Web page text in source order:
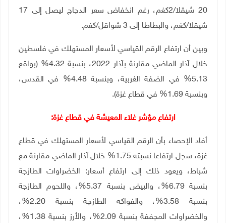
20 شيقلا/2كغم، رغم انخفاض سعر الدجاج ليصل إلى 17
شيقلا/كغم، والبطاطا إلى 3 شواقل/كغم.
وبين أن ارتفاع الرقم القياسي لأسعار المستهلك في فلسطين
خلال آذار الماضي مقارنة بآذار 2022، بنسبة 4.32% (بواقع
5.13% في الضفة الغربية، وبنسبة 4.48% في القدس،
وبنسبة 1.69% في قطاع غزة).
ارتفاع مؤشر غلاء المعيشة في قطاع غزة:
أفاد الإحصاء بأن الرقم القياسي لأسعار المستهلك في قطاع
غزة، سجل ارتفاعا نسبته 1.75% خلال آذار الماضي مقارنة مع
شباط، ويعود ذلك إلى ارتفاع أسعار: الخضراوات الطازجة
بنسبة 6.79%، والبيض بنسبة 5.37%، واللحوم الطازجة
بنسبة 3.58%، والفواكه الطازجة بنسبة 2.20%،
والخضراوات المجففة بنسبة 2.09%، والأرز بنسبة 1.38%،